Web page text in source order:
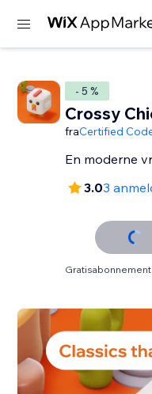
- 5 %
Crossy
fraCertified
En moderne
3.03